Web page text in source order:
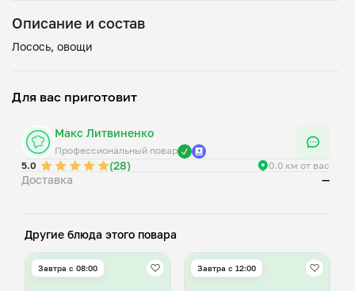
Описание и состав
Для вас приготовит
Макс Литвиненко
Профессиональный повар
5.0
(28) 0.0 км от вас
Доставка —
Другие блюда этого повара
Завтра c 08:00 Завтра c 12:00